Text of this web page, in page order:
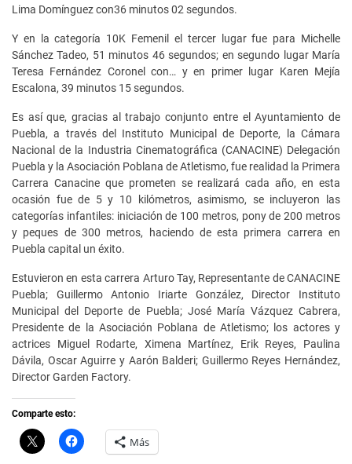
Lima Domínguez con36 minutos 02 segundos.
Y en la categoría 10K Femenil el tercer lugar fue para Michelle
Sánchez Tadeo, 51 minutos 46 segundos; en segundo lugar María
Teresa Fernández Coronel con… y en primer lugar Karen Mejía
Escalona, 39 minutos 15 segundos.
Es así que, gracias al trabajo conjunto entre el Ayuntamiento de
Puebla, a través del Instituto Municipal de Deporte, la Cámara
Nacional de la Industria Cinematográfica (CANACINE) Delegación
Puebla y la Asociación Poblana de Atletismo, fue realidad la Primera
Carrera Canacine que prometen se realizará cada año, en esta
ocasión fue de 5 y 10 kilómetros, asimismo, se incluyeron las
categorías infantiles: iniciación de 100 metros, pony de 200 metros
y peques de 300 metros, haciendo de esta primera carrera en
Puebla capital un éxito.
Estuvieron en esta carrera Arturo Tay, Representante de CANACINE
Puebla; Guillermo Antonio Iriarte González, Director Instituto
Municipal del Deporte de Puebla; José María Vázquez Cabrera,
Presidente de la Asociación Poblana de Atletismo; los actores y
actrices Miguel Rodarte, Ximena Martínez, Erik Reyes, Paulina
Dávila, Oscar Aguirre y Aarón Balderi; Guillermo Reyes Hernández,
Director Garden Factory.
Comparte esto:
C
l
H
a Más